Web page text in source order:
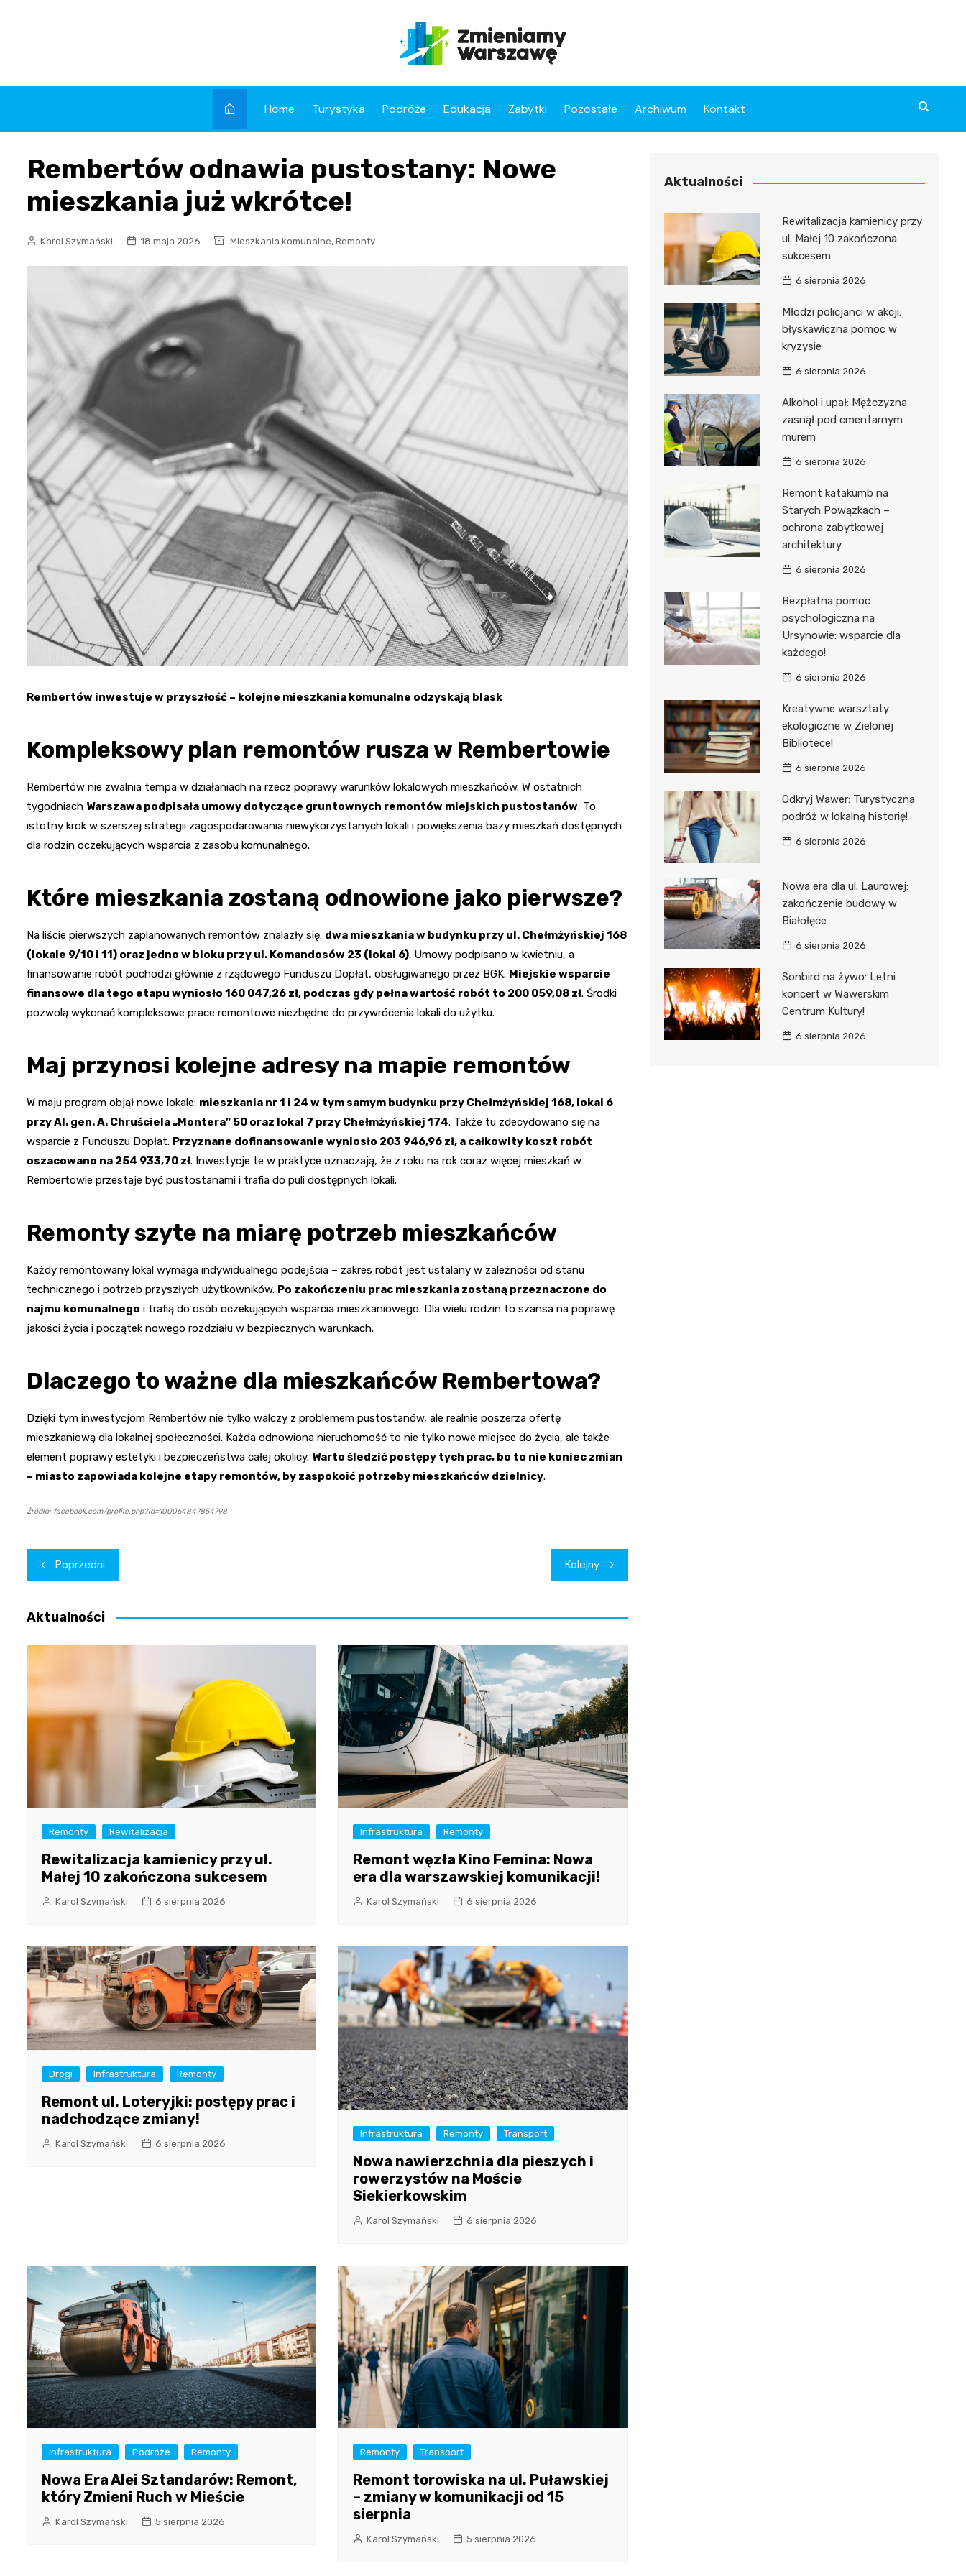
Home Turystyka Podróże Edukacja Zabytki Pozostałe Archiwum Kontakt
Rembertów odnawia pustostany: Nowe
mieszkania już wkrótce!
Karol Szymański 18 maja 2026 Mieszkania komunalne, Remonty
Rembertów inwestuje w przyszłość – kolejne mieszkania komunalne odzyskają blask
Kompleksowy plan remontów rusza w Rembertowie
Rembertów nie zwalnia tempa w działaniach na rzecz poprawy warunków lokalowych mieszkańców. W ostatnich
tygodniach Warszawa podpisała umowy dotyczące gruntownych remontów miejskich pustostanów. To
istotny krok w szerszej strategii zagospodarowania niewykorzystanych lokali i powiększenia bazy mieszkań dostępnych
dla rodzin oczekujących wsparcia z zasobu komunalnego.
Które mieszkania zostaną odnowione jako pierwsze?
Na liście pierwszych zaplanowanych remontów znalazły się: dwa mieszkania w budynku przy ul. Chełmżyńskiej 168
(lokale 9/10 i 11) oraz jedno w bloku przy ul. Komandosów 23 (lokal 6). Umowy podpisano w kwietniu, a
finansowanie robót pochodzi głównie z rządowego Funduszu Dopłat, obsługiwanego przez BGK. Miejskie wsparcie
finansowe dla tego etapu wyniosło 160 047,26 zł, podczas gdy pełna wartość robót to 200 059,08 zł. Środki
pozwolą wykonać kompleksowe prace remontowe niezbędne do przywrócenia lokali do użytku.
Maj przynosi kolejne adresy na mapie remontów
W maju program objął nowe lokale: mieszkania nr 1 i 24 w tym samym budynku przy Chełmżyńskiej 168, lokal 6
przy Al. gen. A. Chruściela „Montera” 50 oraz lokal 7 przy Chełmżyńskiej 174. Także tu zdecydowano się na
wsparcie z Funduszu Dopłat. Przyznane dofinansowanie wyniosło 203 946,96 zł, a całkowity koszt robót
oszacowano na 254 933,70 zł. Inwestycje te w praktyce oznaczają, że z roku na rok coraz więcej mieszkań w
Rembertowie przestaje być pustostanami i trafia do puli dostępnych lokali.
Remonty szyte na miarę potrzeb mieszkańców
Każdy remontowany lokal wymaga indywidualnego podejścia – zakres robót jest ustalany w zależności od stanu
technicznego i potrzeb przyszłych użytkowników. Po zakończeniu prac mieszkania zostaną przeznaczone do
najmu komunalnego i trafią do osób oczekujących wsparcia mieszkaniowego. Dla wielu rodzin to szansa na poprawę
jakości życia i początek nowego rozdziału w bezpiecznych warunkach.
Dlaczego to ważne dla mieszkańców Rembertowa?
Dzięki tym inwestycjom Rembertów nie tylko walczy z problemem pustostanów, ale realnie poszerza ofertę
mieszkaniową dla lokalnej społeczności. Każda odnowiona nieruchomość to nie tylko nowe miejsce do życia, ale także
element poprawy estetyki i bezpieczeństwa całej okolicy. Warto śledzić postępy tych prac, bo to nie koniec zmian
– miasto zapowiada kolejne etapy remontów, by zaspokoić potrzeby mieszkańców dzielnicy.
Źródło: facebook.com/profile.php?id=100064847854798
Nawigacja
wpisu
Poprzedni Kolejny
Aktualności
Remonty Rewitalizacja
Rewitalizacja kamienicy przy ul.
Małej 10 zakończona sukcesem
Karol Szymański 6 sierpnia 2026
Infrastruktura Remonty
Remont węzła Kino Femina: Nowa
era dla warszawskiej komunikacji!
Karol Szymański 6 sierpnia 2026
Drogi Infrastruktura Remonty
Remont ul. Loteryjki: postępy prac i
nadchodzące zmiany!
Karol Szymański 6 sierpnia 2026
Infrastruktura Remonty Transport
Nowa nawierzchnia dla pieszych i
rowerzystów na Moście
Siekierkowskim
Karol Szymański 6 sierpnia 2026
Infrastruktura Podróże Remonty
Nowa Era Alei Sztandarów: Remont,
który Zmieni Ruch w Mieście
Karol Szymański 5 sierpnia 2026
Remonty Transport
Remont torowiska na ul. Puławskiej
– zmiany w komunikacji od 15
sierpnia
Karol Szymański 5 sierpnia 2026
Aktualności
Rewitalizacja kamienicy przy
ul. Małej 10 zakończona
sukcesem
6 sierpnia 2026
Młodzi policjanci w akcji:
błyskawiczna pomoc w
kryzysie
6 sierpnia 2026
Alkohol i upał: Mężczyzna
zasnął pod cmentarnym
murem
6 sierpnia 2026
Remont katakumb na
Starych Powązkach –
ochrona zabytkowej
architektury
6 sierpnia 2026
Bezpłatna pomoc
psychologiczna na
Ursynowie: wsparcie dla
każdego!
6 sierpnia 2026
Kreatywne warsztaty
ekologiczne w Zielonej
Bibliotece!
6 sierpnia 2026
Odkryj Wawer: Turystyczna
podróż w lokalną historię!
6 sierpnia 2026
Nowa era dla ul. Laurowej:
zakończenie budowy w
Białołęce
6 sierpnia 2026
Sonbird na żywo: Letni
koncert w Wawerskim
Centrum Kultury!
6 sierpnia 2026